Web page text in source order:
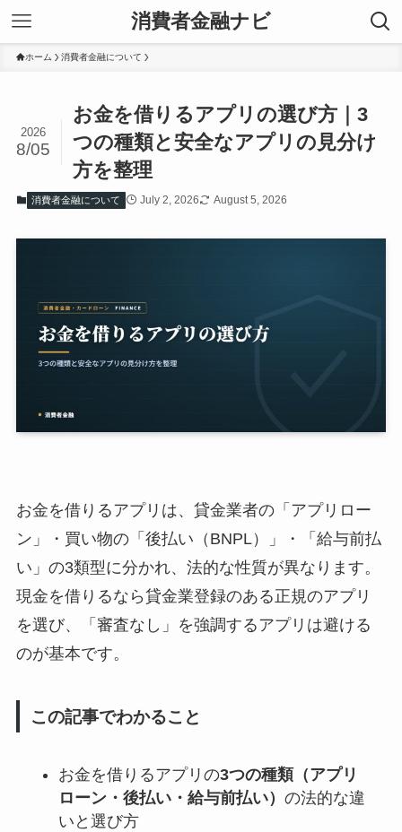
消費者金融ナビ
ホーム 消費者金融について
お金を借りるアプリの選び方｜3
つの種類と安全なアプリの見分け
方を整理
2026
8/05
消費者金融について July 2, 2026 August 5, 2026
お金を借りるアプリは、貸金業者の「アプリロー
ン」・買い物の「後払い（BNPL）」・「給与前払
い」の3類型に分かれ、法的な性質が異なります。
現金を借りるなら貸金業登録のある正規のアプリ
を選び、「審査なし」を強調するアプリは避ける
のが基本です。
この記事でわかること
お金を借りるアプリの3つの種類（アプリ
ローン・後払い・給与前払い） の法的な違
いと選び方